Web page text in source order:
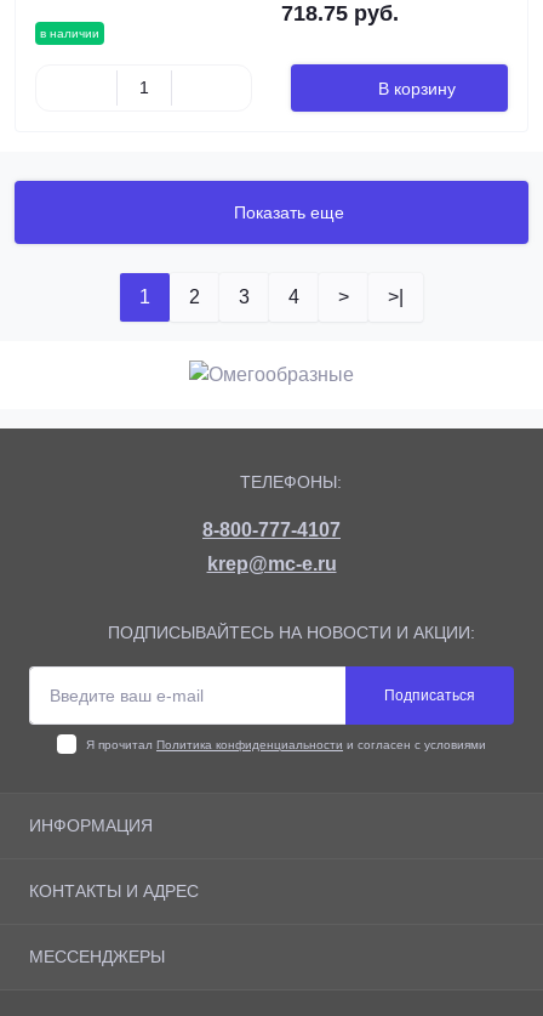
в наличии
718.75 руб.
В корзину
Показать еще
1 2 3 4 > >|
ТЕЛЕФОНЫ:
8-800-777-4107
krep@mc-e.ru
ПОДПИСЫВАЙТЕСЬ НА НОВОСТИ И АКЦИИ:
Подписаться
Я прочитал Политика конфиденциальности и согласен с условиями
ИНФОРМАЦИЯ
Доставка
Возврат товара
КОНТАКТЫ И АДРЕС
МЕССЕНДЖЕРЫ